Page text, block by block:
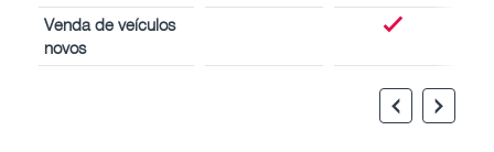
Venda de veículos
novos